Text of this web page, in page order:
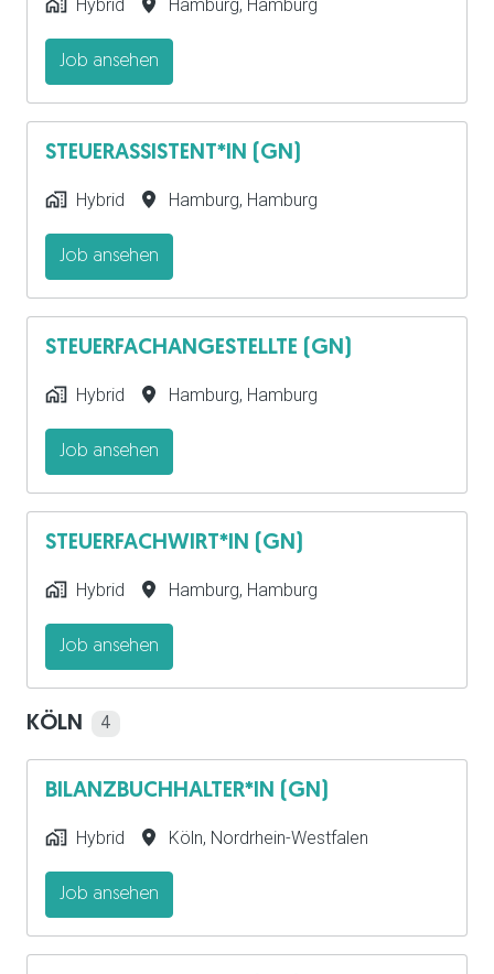
Hybrid Hamburg, Hamburg
Job ansehen
STEUERASSISTENT*IN (GN)
Hybrid Hamburg, Hamburg
Job ansehen
STEUERFACHANGESTELLTE (GN)
Hybrid Hamburg, Hamburg
Job ansehen
STEUERFACHWIRT*IN (GN)
Hybrid Hamburg, Hamburg
Job ansehen
KÖLN 4
BILANZBUCHHALTER*IN (GN)
Hybrid Köln, Nordrhein-Westfalen
Job ansehen